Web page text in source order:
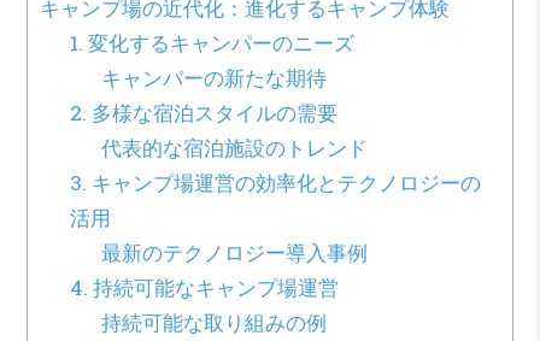
キャンプ場の近代化：進化するキャンプ体験
1. 変化するキャンパーのニーズ
キャンパーの新たな期待
2. 多様な宿泊スタイルの需要
代表的な宿泊施設のトレンド
3. キャンプ場運営の効率化とテクノロジーの
活用
最新のテクノロジー導入事例
4. 持続可能なキャンプ場運営
持続可能な取り組みの例